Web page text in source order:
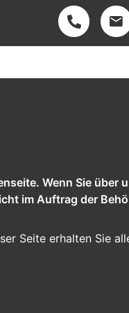
Wenn Sie über
im Auftrag der
Seite erhalten Sie